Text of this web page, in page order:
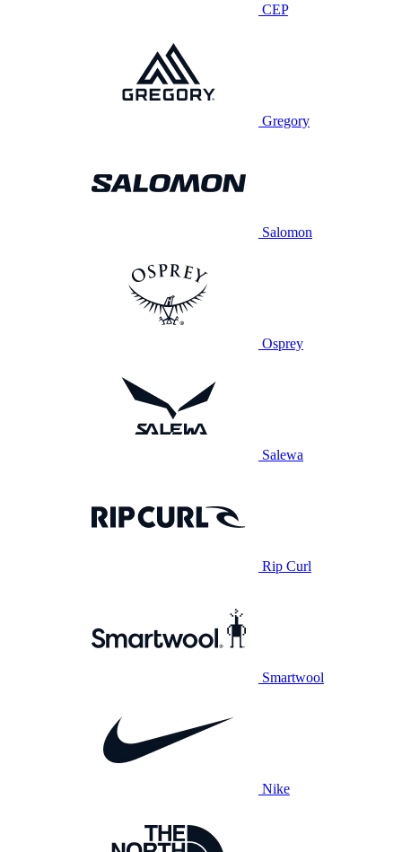
CEP
Gregory
Salomon
Osprey
Salewa
Rip Curl
Smartwool
Nike